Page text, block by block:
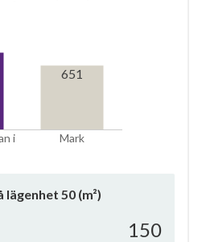
i
Mark
651
lägenhet 50 (m²)
150